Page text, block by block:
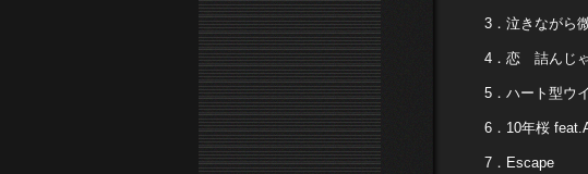
3．泣きながら
4．恋 詰んじ
5．ハート型ウ
6．10年桜
7．Escape